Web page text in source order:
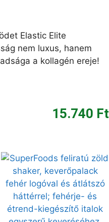
Elastic Elite
nem luxus, hanem
a kollagén ereje!
15.740 Ft